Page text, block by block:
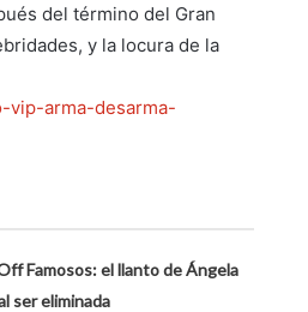
del término del Gran
y la locura de la
vip-arma-desarma-
Famosos: el llanto de Ángela
ser eliminada